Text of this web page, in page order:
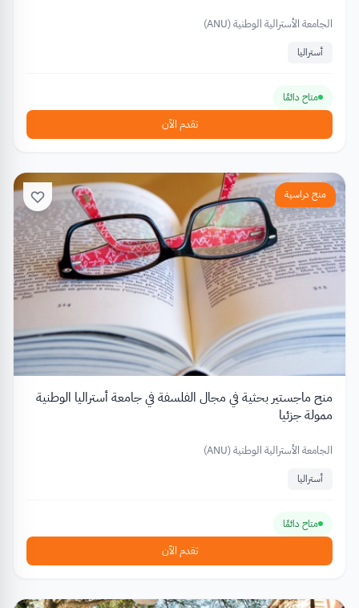
الجامعة الأسترالية الوطنية (ANU)
أستراليا
متاح دائمًا
تقدم الآن
منح دراسية
منح ماجستير بحثية في مجال الفلسفة في جامعة أستراليا الوطنية
ممولة جزئيا
الجامعة الأسترالية الوطنية (ANU)
أستراليا
متاح دائمًا
تقدم الآن